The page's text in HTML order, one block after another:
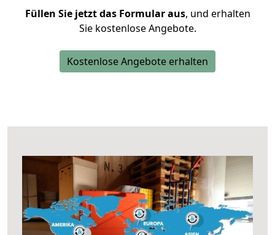
Füllen Sie jetzt das Formular aus, und erhalten
Sie kostenlose Angebote.
Kostenlose Angebote erhalten